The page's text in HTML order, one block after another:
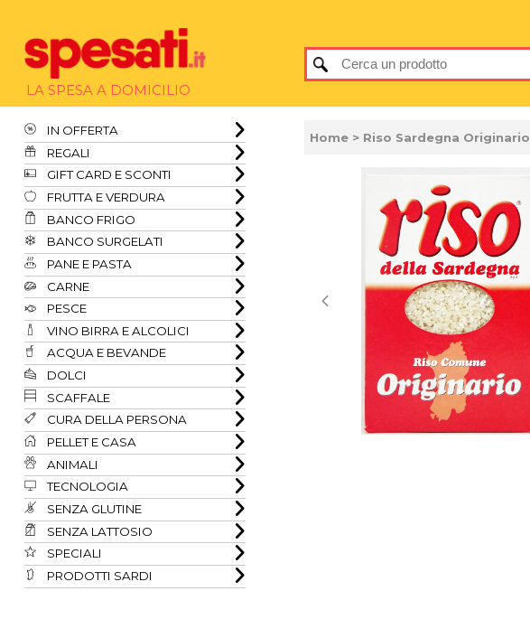
LA SPESA A DOMICILIO
IN OFFERTA
REGALI
GIFT CARD E SCONTI
FRUTTA E VERDURA
BANCO FRIGO
BANCO SURGELATI
PANE E PASTA
CARNE
PESCE
VINO BIRRA E ALCOLICI
ACQUA E BEVANDE
DOLCI
SCAFFALE
CURA DELLA PERSONA
PELLET E CASA
ANIMALI
TECNOLOGIA
SENZA GLUTINE
SENZA LATTOSIO
SPECIALI
PRODOTTI SARDI
Home > Riso Sardegna Originario